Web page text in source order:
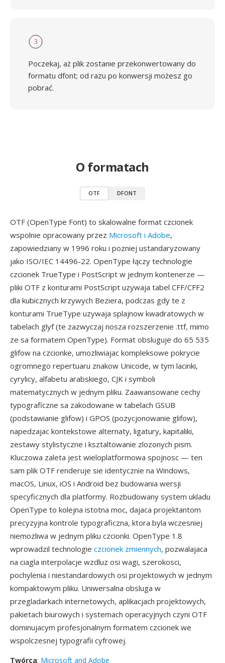
3
Poczekaj, aż plik zostanie przekonwertowany do
formatu dfont; od razu po konwersji możesz go
pobrać.
O formatach
OTF DFONT
OTF (OpenType Font) to skalowalne format czcionek
wspolnie opracowany przez Microsoft i Adobe,
zapowiedziany w 1996 roku i pozniej ustandaryzowany
jako ISO/IEC 14496-22. OpenType łączy technologie
czcionek TrueType i PostScript w jednym kontenerze —
pliki OTF z konturami PostScript uzywaja tabel CFF/CFF2
dla kubicznych krzywych Beziera, podczas gdy te z
konturami TrueType uzywaja splajnow kwadratowych w
tabelach glyf (te zazwyczaj nosza rozszerzenie .ttf, mimo
ze sa formatem OpenType). Format obsluguje do 65 535
glifow na czcionke, umozliwiajac kompleksowe pokrycie
ogromnego repertuaru znakow Unicode, w tym lacinki,
cyrylicy, alfabetu arabskiego, CJK i symboli
matematycznych w jednym pliku. Zaawansowane cechy
typograficzne sa zakodowane w tabelach GSUB
(podstawianie glifow) i GPOS (pozycjonowanie glifow),
napedzajac kontekstowe alternaty, ligatury, kapitaliki,
zestawy stylistyczne i ksztaltowanie zlozonych pism.
Kluczowa zaleta jest wieloplatformowa spojnosc — ten
sam plik OTF renderuje sie identycznie na Windows,
macOS, Linux, iOS i Android bez budowania wersji
specyficznych dla platformy. Rozbudowany system ukladu
OpenType to kolejna istotna moc, dajaca projektantom
precyzyjna kontrole typograficzna, ktora byla wczesniej
niemozliwa w jednym pliku czcionki. OpenType 1.8
wprowadzil technologie czcionek zmiennych, pozwalajaca
na ciagla interpolacje wzdluz osi wagi, szerokosci,
pochylenia i niestandardowych osi projektowych w jednym
kompaktowym pliku. Uniwersalna obsluga w
przegladarkach internetowych, aplikacjach projektowych,
pakietach biurowych i systemach operacyjnych czyni OTF
dominujacym profesjonalnym formatem czcionek we
wspolczesnej typografii cyfrowej.
Twórca: Microsoft and Adobe